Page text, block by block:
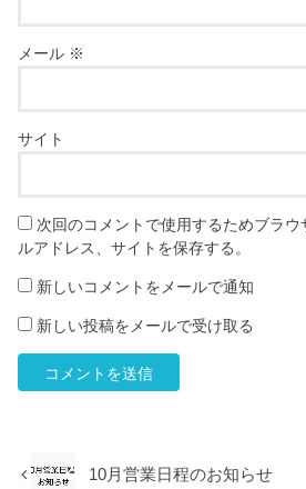
メール ※
サイト
次回のコメントで使用するためブラ
ルアドレス、サイトを保存する。
新しいコメントをメールで通知
新しい投稿をメールで受け取る
10月営業日程のお知らせ